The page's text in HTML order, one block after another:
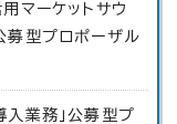
マーケットサウ
募型プロポーザル
入業務」公募型プ